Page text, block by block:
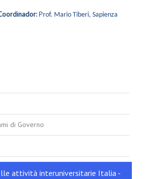
Prof. Mario Tiberi, Sapienza
di Governo
attività interuniversitarie Italia -